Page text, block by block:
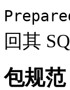
回其
包规范